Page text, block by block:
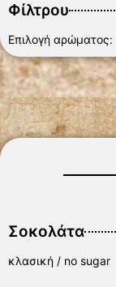
Φίλτρου
Επιλογή
Σοκολάτα
κλασική / no sugar